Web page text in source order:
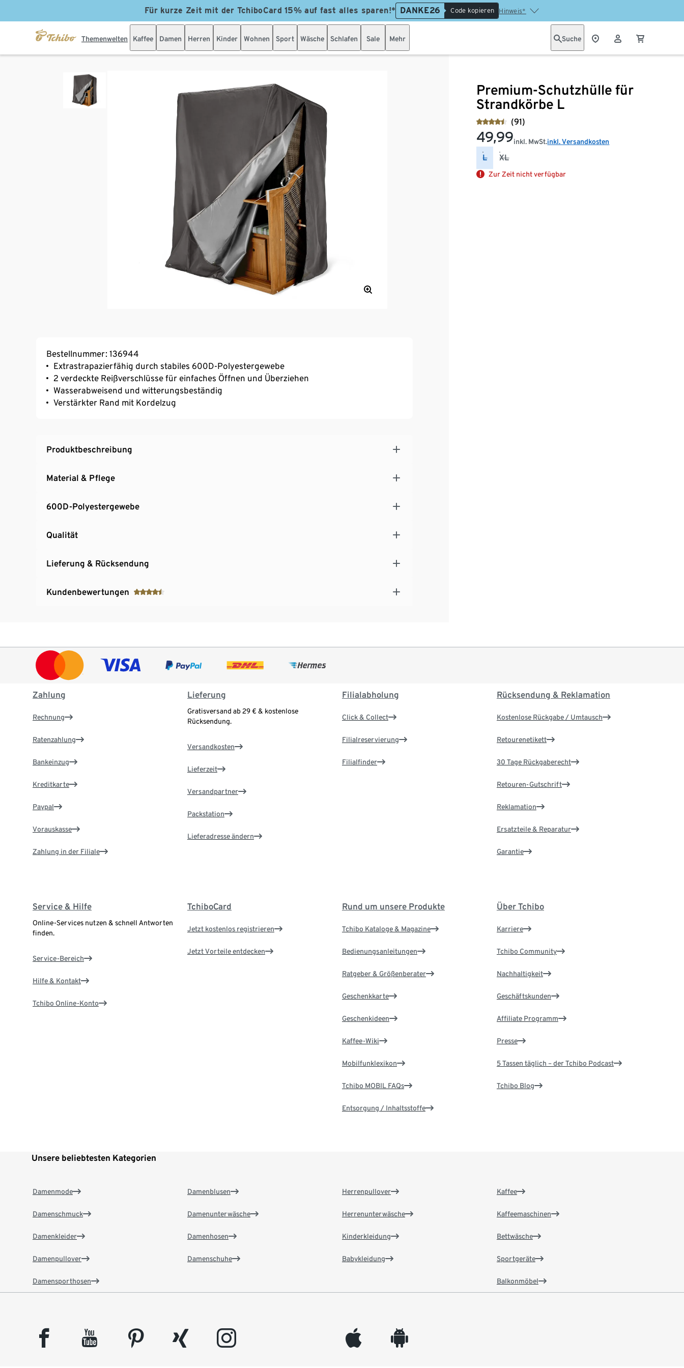
Für kurze Zeit mit der TchiboCard 15% auf fast alles sparen!* DANKE26 Code kopieren Hinweis*
Themenwelten Kaffee Damen Herren Kinder Wohnen Sport Wäsche Schlafen Sale Mehr Suche
Premium-Schutzhülle für
Strandkörbe L
(91)
49,99inkl. MwSt.inkl. Versandkosten
L XL
Zur Zeit nicht verfügbar
Bestellnummer: 136944
Extrastrapazierfähig durch stabiles 600D-Polyestergewebe
2 verdeckte Reißverschlüsse für einfaches Öffnen und Überziehen
Wasserabweisend und witterungsbeständig
Verstärkter Rand mit Kordelzug
Produktbeschreibung
Material & Pflege
600D-Polyestergewebe
Qualität
Lieferung & Rücksendung
Kundenbewertungen
Zahlung
Rechnung
Ratenzahlung
Bankeinzug
Kreditkarte
Paypal
Vorauskasse
Zahlung in der Filiale
Lieferung
Gratisversand ab 29 € & kostenlose
Rücksendung.
Versandkosten
Lieferzeit
Versandpartner
Packstation
Lieferadresse ändern
Filialabholung
Click & Collect
Filialreservierung
Filialfinder
Rücksendung & Reklamation
Kostenlose Rückgabe / Umtausch
Retourenetikett
30 Tage Rückgaberecht
Retouren-Gutschrift
Reklamation
Ersatzteile & Reparatur
Garantie
Service & Hilfe
Online-Services nutzen & schnell Antworten
finden.
Service-Bereich
Hilfe & Kontakt
Tchibo Online-Konto
TchiboCard
Jetzt kostenlos registrieren
Jetzt Vorteile entdecken
Rund um unsere Produkte
Tchibo Kataloge & Magazine
Bedienungsanleitungen
Ratgeber & Größenberater
Geschenkkarte
Geschenkideen
Kaffee-Wiki
Mobilfunklexikon
Tchibo MOBIL FAQs
Entsorgung / Inhaltsstoffe
Über Tchibo
Karriere
Tchibo Community
Nachhaltigkeit
Geschäftskunden
Affiliate Programm
Presse
5 Tassen täglich – der Tchibo Podcast
Tchibo Blog
Unsere beliebtesten Kategorien
Damenmode
Damenschmuck
Damenkleider
Damenpullover
Damensporthosen
Damenblusen
Damenunterwäsche
Damenhosen
Damenschuhe
Herrenpullover
Herrenunterwäsche
Kinderkleidung
Babykleidung
Kaffee
Kaffeemaschinen
Bettwäsche
Sportgeräte
Balkonmöbel
facebook youtube pinterest xing instagram appleinc android